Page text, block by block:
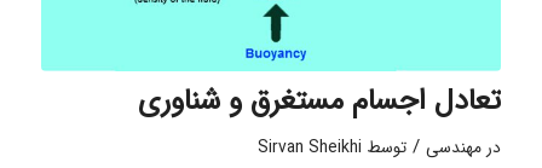
تعادل اجسام مستغرق و شناوری
درمهندسی / توسط Sirvan Sheikhi